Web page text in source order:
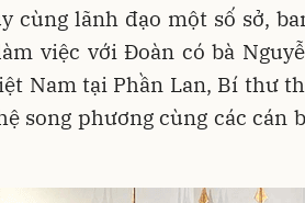
cùng lãnh đạo một số sở,
việc với Đoàn có bà
Nam tại Phần Lan, Bí thư
song phương cùng các cán